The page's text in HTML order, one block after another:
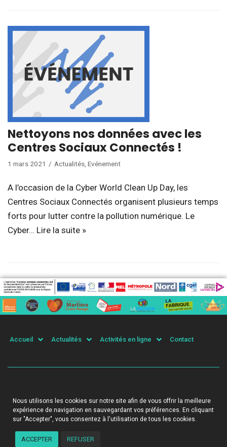
Nettoyons nos données avec les
Centres Sociaux Connectés !
1 mars 2021 Actualités Evénement
A l’occasion de la Cyber World Clean Up Day, les
Centres Sociaux Connectés organisent plusieurs temps
forts pour lutter contre la pollution numérique. Le
Cyber… Lire la suite »
Accueil Actualités Activités en ligne Contact
Politique de confidentialité
Nous utilisons les cookies sur notre site afin de vous offrir la meilleure
expérience de navigation en sauvegardant vos préférences. En cliquant
sur "Accepter", vous consentez à l'utilisation de tous les cookies.
ACCEPTER REFUSER